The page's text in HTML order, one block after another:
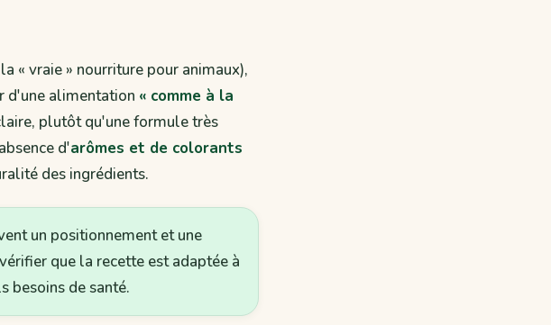
« vraie » nourriture pour animaux),
d'une alimentation « comme à la
plutôt qu'une formule très
d'arômes et de colorants
des ingrédients.
un positionnement et une
que la recette est adaptée à
besoins de santé.